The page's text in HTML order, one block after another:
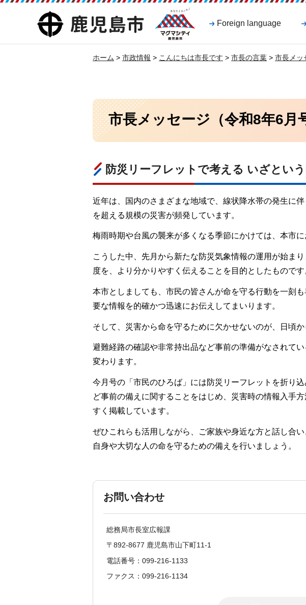
鹿児島市
マグマシティ
鹿児島市
Foreign language
ホーム > 市政情報 > こんにちは市長です > 市長の言葉 > 市長メッ
市長メッセージ（令和8年6月
防災リーフレットで考える いざとい
近年は、国内のさまざまな地域で、線状降水帯の発生に
を超える規模の災害が頻発しています。
梅雨時期や台風の襲来が多くなる季節にかけては、本市
こうした中、先月から新たな防災気象情報の運用が始ま
度を、より分かりやすく伝えることを目的としたものです
本市としましても、市民の皆さんが命を守る行動を一刻
要な情報を的確かつ迅速にお伝えしてまいります。
そして、災害から命を守るために欠かせないのが、日頃か
避難経路の確認や非常持出品など事前の準備がなされて
変わります。
今月号の「市民のひろば」には防災リーフレットを折り
ど事前の備えに関することをはじめ、災害時の情報入手
すく掲載しています。
ぜひこれらも活用しながら、ご家族や身近な方と話し合
自身や大切な人の命を守るための備えを行いましょう。
お問い合わせ
総務局市長室広報課
〒892-8677 鹿児島市山下町11-1
電話番号：099-216-1133
ファクス：099-216-1134